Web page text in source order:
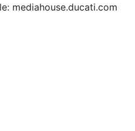
mediahouse.ducati.com